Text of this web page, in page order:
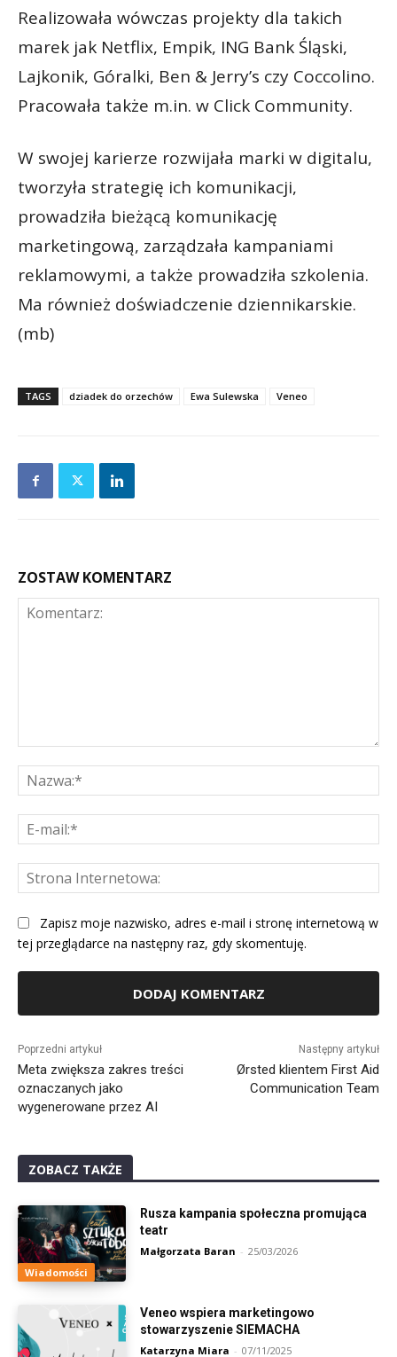
Realizowała wówczas projekty dla takich
marek jak Netflix, Empik, ING Bank Śląski,
Lajkonik, Góralki, Ben & Jerry’s czy Coccolino.
Pracowała także m.in. w Click Community.
W swojej karierze rozwijała marki w digitalu,
tworzyła strategię ich komunikacji,
prowadziła bieżącą komunikację
marketingową, zarządzała kampaniami
reklamowymi, a także prowadziła szkolenia.
Ma również doświadczenie dziennikarskie.
(mb)
TAGS dziadek do orzechów Ewa Sulewska Veneo
ZOSTAW KOMENTARZ
Zapisz moje nazwisko, adres e-mail i stronę internetową w
tej przeglądarce na następny raz, gdy skomentuję.
Poprzedni artykuł
Meta zwiększa zakres treści
oznaczanych jako
wygenerowane przez AI
Następny artykuł
Ørsted klientem First Aid
Communication Team
ZOBACZ TAKŻE
Wiadomości
Rusza kampania społeczna promująca
teatr
Małgorzata Baran - 25/03/2026
Veneo wspiera marketingowo
stowarzyszenie SIEMACHA
Katarzyna Miara - 07/11/2025